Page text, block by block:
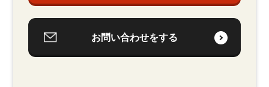
お問い合わせをする